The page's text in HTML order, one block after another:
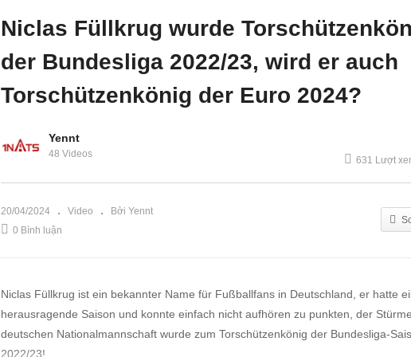
Niclas Füllkrug wurde
der Bundesliga 2022/23, wird er auch
Torschützenkönig der Euro 2024?
Yennt
48 Videos
631 Lượt
20/04/2024 Video
Bởi Yennt
0 Bình luận
Niclas Füllkrug ist ein bekannter Name für Fußballfans in Deutschland, er hatte
herausragende Saison und konnte einfach nicht aufhören zu punkten, der
deutschen Nationalmannschaft wurde zum Torschützenkönig der Bundesliga-
2022/23!